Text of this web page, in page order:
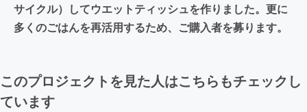
サイクル）してウエットティッシュを作りました。更に
多くのごはんを再活用するため、ご購入者を募ります。
このプロジェクトを見た人はこちらもチェックし
ています